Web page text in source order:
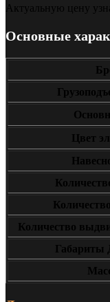
Актуальную цену
Основные
Цвет
Количество